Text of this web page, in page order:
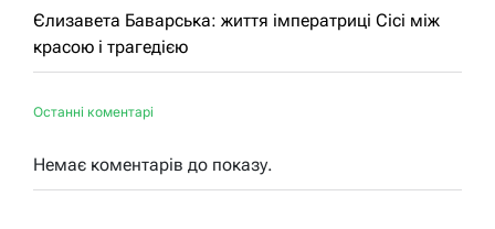
Єлизавета Баварська: життя імператриці Сісі між
красою і трагедією
Останні коментарі
Немає коментарів до показу.